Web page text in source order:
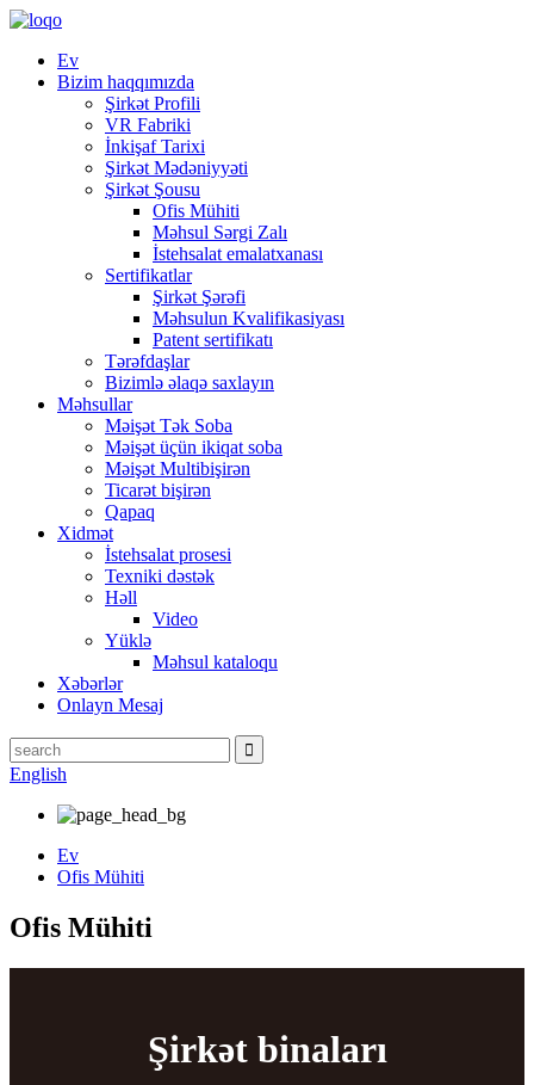
Ev
Bizim haqqımızda
Şirkət Profili
VR Fabriki
İnkişaf Tarixi
Şirkət Mədəniyyəti
Şirkət Şousu
Ofis Mühiti
Məhsul Sərgi Zalı
İstehsalat emalatxanası
Sertifikatlar
Şirkət Şərəfi
Məhsulun Kvalifikasiyası
Patent sertifikatı
Tərəfdaşlar
Bizimlə əlaqə saxlayın
Məhsullar
Məişət Tək Soba
Məişət üçün ikiqat soba
Məişət Multibişirən
Ticarət bişirən
Qapaq
Xidmət
İstehsalat prosesi
Texniki dəstək
Həll
Video
Yüklə
Məhsul kataloqu
Xəbərlər
Onlayn Mesaj
English
Ev
Ofis Mühiti
Ofis Mühiti
Şirkət binaları